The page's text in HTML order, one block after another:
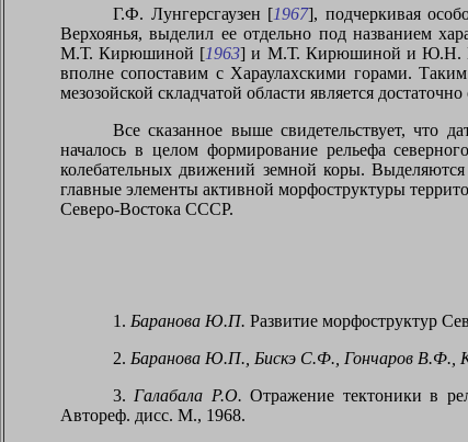
Г.Ф. Лунгерсгаузен [1967], подчеркивая
Верхоянья, выделил ее отдельно под названием
М.Т. Кирюшиной [1963] и М.Т. Кирюшиной и Ю.Н.
вполне сопоставим с Хараулахскими горами.
мезозойской складчатой области является
Все сказанное выше свидетельствует, что
началось в целом формирование рельефа
колебательных движений земной коры.
главные элементы активной морфоструктуры
Северо-Востока СССР.
1. Баранова Ю.П. Развитие морфоструктур
2. Баранова Ю.П., Бискэ С.Ф., Гончаров В.Ф.,
3. Галабала Р.О. Отражение тектоники в
Автореф. дисс. М., 1968.